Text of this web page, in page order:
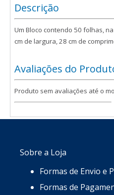
Descrição
Um Bloco contendo 50 folhas,
cm de largura, 28 cm de
Avaliações do
Produto sem avaliações até o
Sobre a Loja
Formas de Envio e
Formas de